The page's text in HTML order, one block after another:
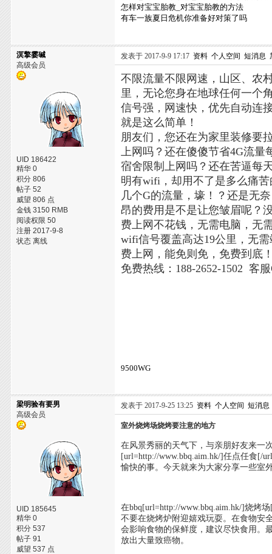
怎样对宝宝胎教_对宝宝胎教的方法
有车一族夏日危机你准备好对策了吗
溟擎霎碱
高级会员
UID 186422
精华 0
积分 806
帖子 52
威望 806 点
金钱 3150 RMB
阅读权限 50
注册 2017-9-8
状态 离线
发表于 2017-9-9 17:17 资料 个人空间 短消息
不限流量不限网速，山区、农
里，无论您身在地球任何一个
信号强，网速快，优先自动连
就是这么简单！
朋友们，您还在为家里装修要
上网吗？还在傻傻节省4G流量
宿舍限制上网吗？还在苦逼每
明有wifi，却用不了是多么痛
几个G的流量，壕！？还是无
昂的费用是不是让您皱眉呢？
费上网不花钱，无需电脑，无
wifi信号覆盖高达19公里，无
费上网，能免则免，免费到底
免费热线：188-2652-1502 客
9500WG
梁明验有要男
高级会员
UID 185645
精华 0
积分 537
帖子 91
威望 537 点
发表于 2017-9-25 13:25 资料 个人空间 短消息
室外烧烤场烧烤要注意的地方
在风景秀丽的天气下，与亲朋好友来一
[url=http://www.bbq.aim.hk/]任点任食[/
愉快的事。今天就来为大家分享一些室
在bbq[url=http://www.bbq.aim.hk/]烧烤
不要在烧烤炉附迎嬉戏玩耍。在食物安
会影响食物的保鲜度，建议尽快食用。
放出大量致癌物。